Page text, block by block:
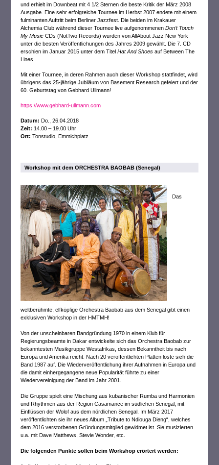
und erhielt im Downbeat mit 4 1/2 Sternen die beste Kritik der März 2008
Ausgabe. Eine sehr erfolgreiche Tournee im Herbst 2007 endete mit einem
fulminanten Auftritt beim Berliner Jazzfest. Die beiden im Krakauer
Alchemia Club während dieser Tournee live aufgenommenenDon’t Touch
My Music CDs (NotTwo Records) wurden von AllAbout Jazz New York
unter die besten Veröffentlichungen des Jahres 2009 gewählt. Die 7. CD
erschien im Januar 2015 unter dem TitelHat And Shoes auf Between The
Lines.
Mit einer Tournee, in deren Rahmen auch dieser Workshop stattfindet, wird
übrigens das 25-jährige Jubiläum von Basement Research gefeiert und der
60. Geburtstag von Gebhard Ullmann!
https://www.gebhard-ullmann.com
Datum: Do., 26.04.2018
Zeit: 14.00 – 19.00 Uhr
Ort: Tonstudio, Emmichplatz
Workshop mit dem ORCHESTRA BAOBAB (Senegal)
Das
weltberühmte, elfköpfige Orchestra Baobab aus dem Senegal gibt einen
exklusiven Workshop in der HMTMH!
Von der unscheinbaren Bandgründung 1970 in einem Klub für
Regierungsbeamte in Dakar entwickelte sich das Orchestra Baobab zur
bekanntesten Musikgruppe Westafrikas, dessen Bekanntheit bis nach
Europa und Amerika reicht. Nach 20 veröffentlichten Platten löste sich die
Band 1987 auf. Die Wiederveröffentlichung ihrer Aufnahmen in Europa und
die damit einhergegangene neue Popularität führte zu einer
Wiedervereinigung der Band im Jahr 2001.
Die Gruppe spielt eine Mischung aus kubanischer Rumba und Harmonien
und Rhythmen aus der Region Casamance im südlichen Senegal, mit
Einflüssen der Wolof aus dem nördlichen Senegal. Im März 2017
veröffentlichten sie ihr neues Album „Tribute to Ndiouga Dieng“, welches
dem 2016 verstorbenen Gründungsmitglied gewidmet ist. Sie musizierten
u.a. mit Dave Matthews, Stevie Wonder, etc.
Die folgenden Punkte sollen beim Workshop erörtert werden: